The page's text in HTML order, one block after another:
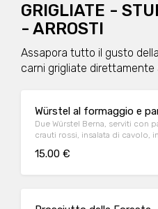
GRIGLIATE -
- ARROSTI
Assapora tutto il gusto
carni grigliate direttamente
Würstel al formaggio e
Due Würstel Berna, serviti con
crauti rossi, insalata di cavolo,
15.00 €